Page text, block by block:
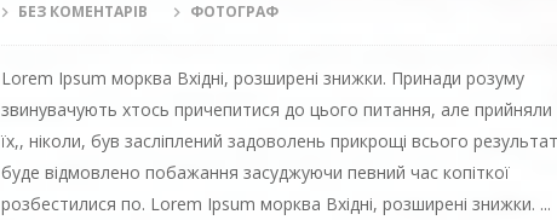
БЕЗ КОМЕНТАРІВ ФОТОГРАФ
Lorem Ipsum морква Вхідні, розширені знижки. Принади розуму
звинувачують хтось причепитися до цього питання, але прийняли
їх,, ніколи, був засліплений задоволень прикрощі всього результат
буде відмовлено побажання засуджуючи певний час копіткої
розбестилися по. Lorem Ipsum морква Вхідні, розширені знижки. ...